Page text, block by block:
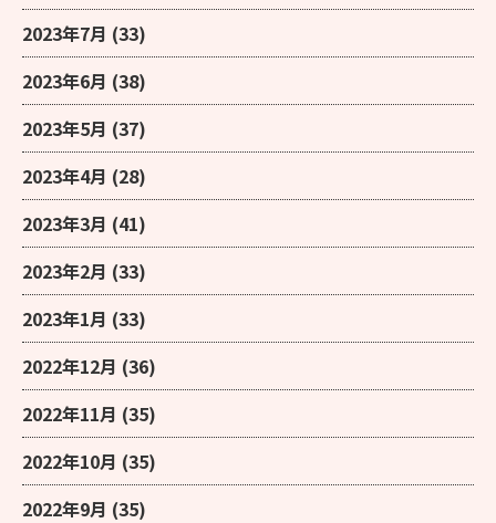
2023年7月 (33)
2023年6月 (38)
2023年5月 (37)
2023年4月 (28)
2023年3月 (41)
2023年2月 (33)
2023年1月 (33)
2022年12月 (36)
2022年11月 (35)
2022年10月 (35)
2022年9月 (35)